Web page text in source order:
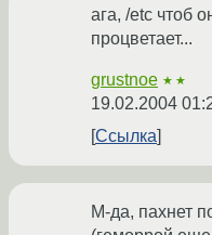
ага, /etc чтоб
процветает...
grustnoe ★★
19.02.2004
Ссылка
М-да, пахнет